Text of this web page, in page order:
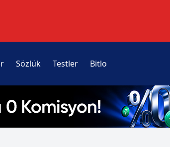
Sözlük Testler Bitlo